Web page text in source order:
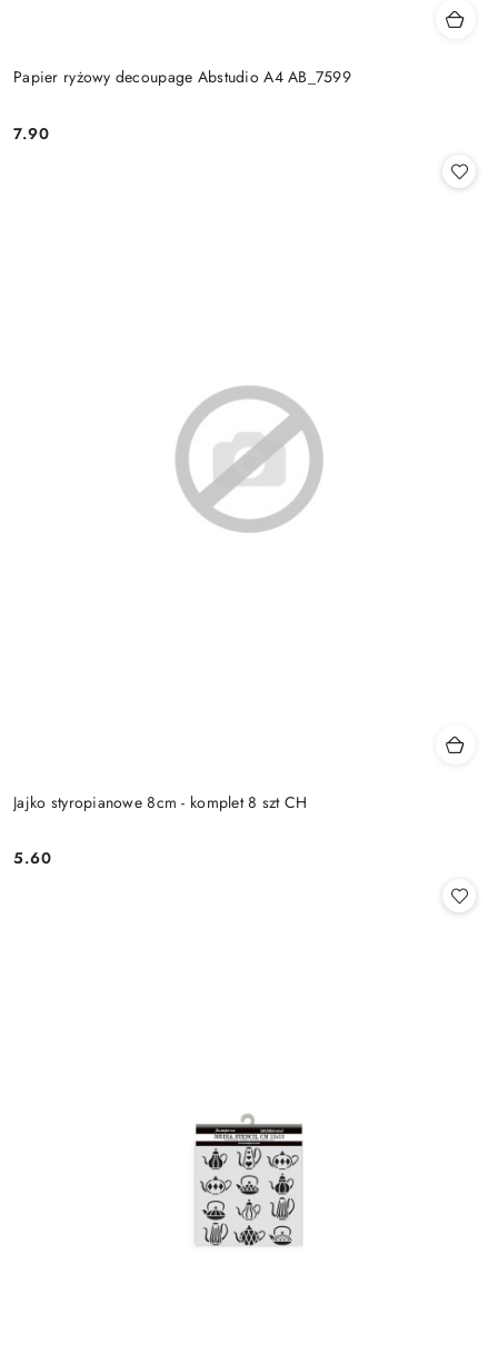
Papier ryżowy decoupage Abstudio A4 AB_7599
Cena:
7.90
Jajko styropianowe 8cm - komplet 8 szt CH
Cena:
5.60